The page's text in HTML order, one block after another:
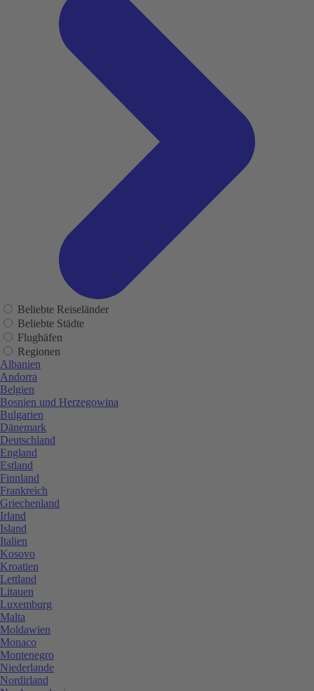
Beliebte Reiseländer
Beliebte Städte
Flughäfen
Regionen
Albanien
Andorra
Belgien
Bosnien und Herzegowina
Bulgarien
Dänemark
Deutschland
England
Estland
Finnland
Frankreich
Griechenland
Irland
Island
Italien
Kosovo
Kroatien
Lettland
Litauen
Luxemburg
Malta
Moldawien
Monaco
Montenegro
Niederlande
Nordirland